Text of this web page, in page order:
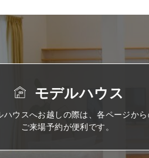
モデルハウス
ハウスへお越しの際は、各ページか
ご来場予約が便利です。